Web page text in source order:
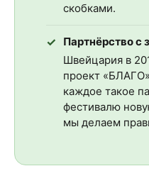
скобками.
Партнёрство с
Швейцария в
проект
каждое такое
фестивалю
мы делаем